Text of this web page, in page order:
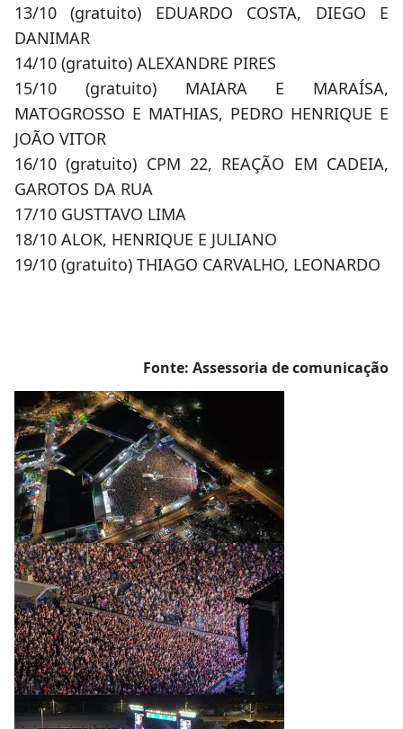
13/10 (gratuito) EDUARDO COSTA, DIEGO E
DANIMAR
14/10 (gratuito) ALEXANDRE PIRES
15/10 (gratuito) MAIARA E MARAÍSA,
MATOGROSSO E MATHIAS, PEDRO HENRIQUE E
JOÃO VITOR
16/10 (gratuito) CPM 22, REAÇÃO EM CADEIA,
GAROTOS DA RUA
17/10 GUSTTAVO LIMA
18/10 ALOK, HENRIQUE E JULIANO
19/10 (gratuito) THIAGO CARVALHO, LEONARDO
Fonte: Assessoria de comunicação